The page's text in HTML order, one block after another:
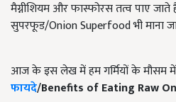
मैग्नीशियम और फास्फोरस तत्व पाए
सुपरफूड/Onion Superfood भी माना
आज के इस लेख में हम गर्मियों के मौसम में
फायदे/Benefits of Eating Raw